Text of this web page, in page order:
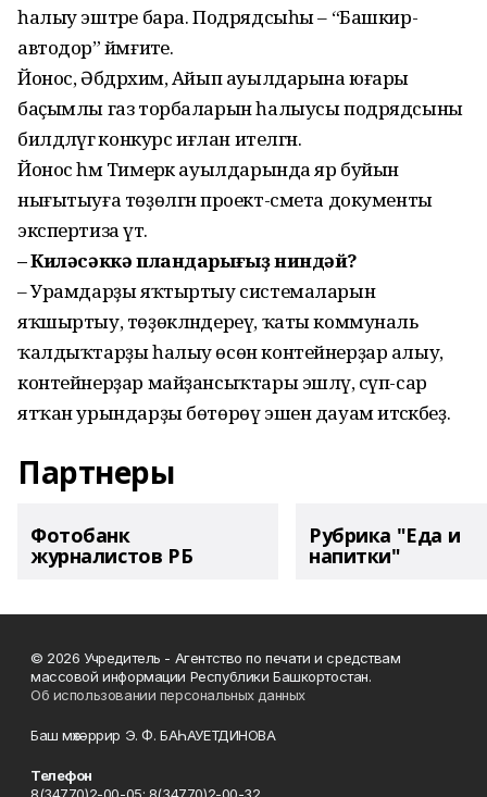
һалыу эштәре бара. Подрядсыһы – “Башкир-
автодор” йәмғиәте.
Йонос, Әбдрәхим, Айып ауылдарына юғары
баҫымлы газ торбаларын һалыусы подрядсыны
билдәләүгә конкурс иғлан ителгән.
Йонос һәм Тимерәк ауылдарында яр буйын
нығытыуға төҙөлгән проект-смета документы
экспертиза үтә.
– Киләсәккә пландарығыҙ ниндәй?
– Урамдарҙы яҡтыртыу системаларын
яҡшыртыу, төҙөкләндереү, ҡаты коммуналь
ҡалдыҡтарҙы һалыу өсөн контейнерҙар алыу,
контейнерҙар майҙансыҡтары эшләү, сүп-сар
ятҡан урындарҙы бөтөрөү эшен дауам итәсәкбеҙ.
Партнеры
Фотобанк
журналистов РБ
Рубрика "Еда и
напитки"
© 2026 Учредитель - Агентство по печати и средствам
массовой информации Республики Башкортостан.
Об использовании персональных данных
Баш мөхәррир Э. Ф. БАҺАУЕТДИНОВА
Телефон